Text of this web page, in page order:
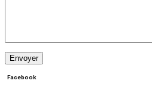
Facebook